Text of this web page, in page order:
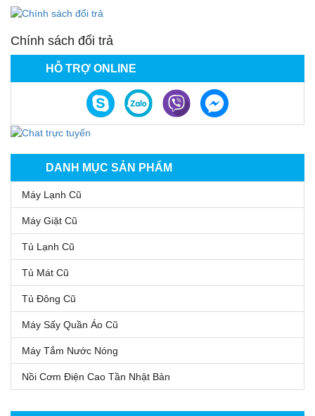
HỖ TRỢ ONLINE
DANH MỤC SẢN PHẨM
Máy Lạnh Cũ
Máy Giặt Cũ
Tủ Lạnh Cũ
Tủ Mát Cũ
Tủ Đông Cũ
Máy Sấy Quần Áo Cũ
Máy Tắm Nước Nóng
Nồi Cơm Điện Cao Tần Nhật Bản
Chính sách đổi trả